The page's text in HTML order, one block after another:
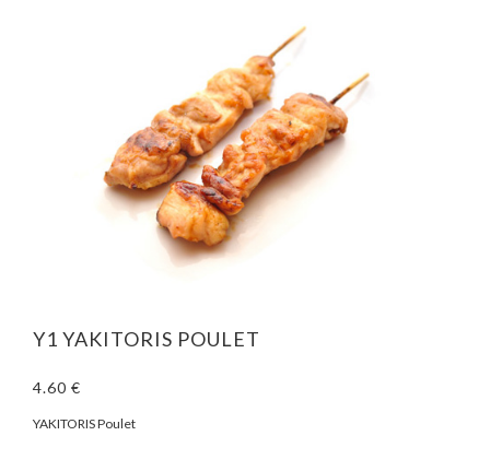
Y1 YAKITORIS POULET
4.60 €
YAKITORIS Poulet